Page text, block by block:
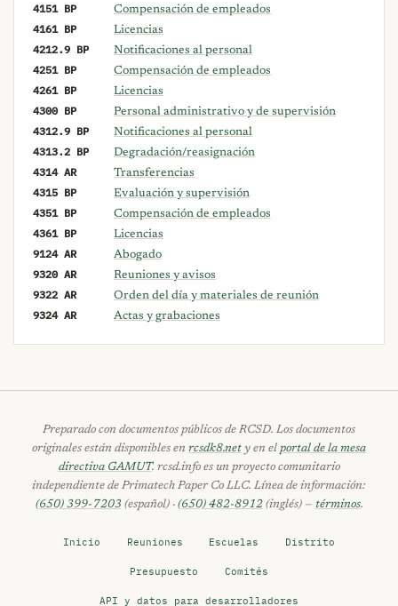
4151 BP Compensación de empleados
4161 BP Licencias
4212.9 BP Notificaciones al personal
4251 BP Compensación de empleados
4261 BP Licencias
4300 BP Personal administrativo y de supervisión
4312.9 BP Notificaciones al personal
4313.2 BP Degradación/reasignación
4314 AR Transferencias
4315 BP Evaluación y supervisión
4351 BP Compensación de empleados
4361 BP Licencias
9124 AR Abogado
9320 AR Reuniones y avisos
9322 AR Orden del día y materiales de reunión
9324 AR Actas y grabaciones
Preparado con documentos públicos de RCSD. Los documentos
originales están disponibles en rcsdk8.net y en el portal de la mesa
directiva GAMUT. rcsd.info es un proyecto comunitario
independiente de Primatech Paper Co LLC. Línea de información:
(650) 399-7203 (español) · (650) 482-8912(inglés) — términos.
Inicio Reuniones Escuelas Distrito
Presupuesto Comités
API y datos para desarrolladores